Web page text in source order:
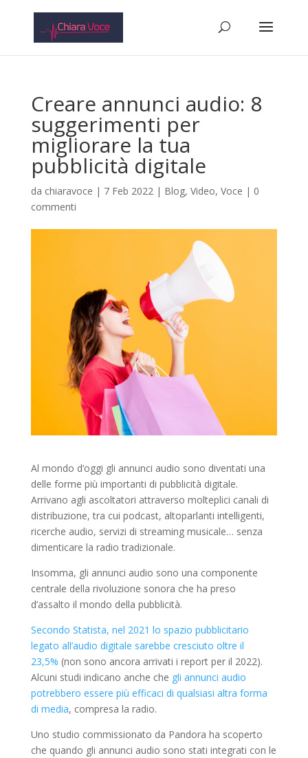
Creare annunci audio: 8
suggerimenti per
migliorare la tua
pubblicità digitale
da chiaravoce | 7 Feb 2022| Blog, Video, Voce | 0
commenti
Al mondo d’oggi gli annunci audio sono diventati una
delle forme più importanti di pubblicità digitale.
Arrivano agli ascoltatori attraverso molteplici canali di
distribuzione, tra cui podcast, altoparlanti intelligenti,
ricerche audio, servizi di streaming musicale… senza
dimenticare la radio tradizionale.
Insomma, gli annunci audio sono una componente
centrale della rivoluzione sonora che ha preso
d’assalto il mondo della pubblicità.
Secondo Statista, nel 2021 lo spazio pubblicitario
legato all’audio digitale sarebbe cresciuto oltre il
23,5% (non sono ancora arrivati i report per il 2022).
Alcuni studi indicano anche che gli annunci audio
potrebbero essere più efficaci di qualsiasi altra forma
di media, compresa la radio.
Uno studio commissionato da Pandora ha scoperto
che quando gli annunci audio sono stati integrati con le